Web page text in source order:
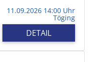
11.09.2026 14:00 Uhr
Töging
DETAIL